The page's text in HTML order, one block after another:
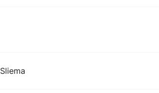
Sliema